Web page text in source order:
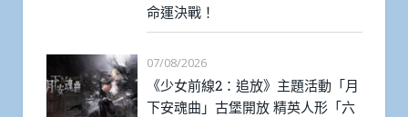
命運決戰！
07/08/2026
《少女前線2：追放》主題活動「月
下安魂曲」古堡開放 精英人形「六